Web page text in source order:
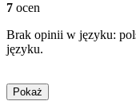
7 ocen
Brak opinii w języku:
języku.
Pokaż